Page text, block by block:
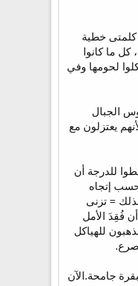
لهوان. وفي (8) يأكلون خطية شعبي= كلمتى خطية
كل ما كانوا
لحومها وفي
الجبال
يعتزلون مع
للدرجة أن
إتجاه
لذلك = تزنى
فُقِدَ الأمل
للهياكل
جامحة.الآن